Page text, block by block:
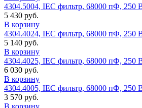
4304.5004, IEC фильтр, 68000 пФ, 250
5 430 руб.
В корзину
4304.4024, IEC фильтр, 68000 пФ,
5 140 руб.
В корзину
4304.4025, IEC фильтр, 68000 пФ,
6 030 руб.
В корзину
4304.4005, IEC фильтр, 68000 пФ,
3 570 руб.